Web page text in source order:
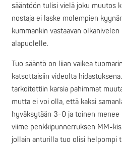
sääntöön tulisi vielä joku muutos
nostaja ei laske molempien
kummankin vastaavan
alapuolelle.
Tuo sääntö on liian vaikea
katsottaisiin videolta
tarkoitettiin karsia pahimmat
mutta ei voi olla, että kaksi
hyväksytään 3-0 ja toinen
viime penkkipunnerruksen MM-
jollain anturilla tuo olisi helpompi